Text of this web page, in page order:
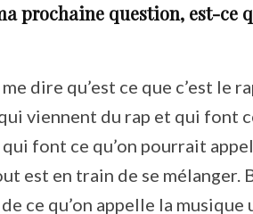
prochaine question, est-ce
dire qu’est ce que c’est le
viennent du rap et qui font
font ce qu’on pourrait
est en train de se mélanger.
ce qu’on appelle la musique